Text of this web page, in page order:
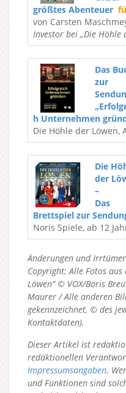
größtes Abenteuer
von Carsten
Investor bei „Die Höhle
Das
zur
h Unternehmen
Die Höhle der Löwen,
Die
der
–
Das
Brettspiel zur
Noris Spiele, ab 12
Änderungen und
Copyright: Alle Fotos
Löwen“ © VOX/Boris
Maurer / Alle anderen
gekennzeichnet, © des
Kontaktdaten).
Dieser Artikel ist
redaktionellen
Impressumsangaben.
und Funktionen sind